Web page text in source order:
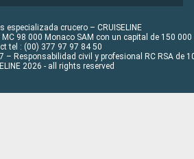
especializada crucero – CRUISELINE
98 000 Monaco SAM con un capital de 150 000
tel : (00) 377 97 97 84 50
– Responsabilidad civil y profesional RC RSA de
2026 - all rights reserved